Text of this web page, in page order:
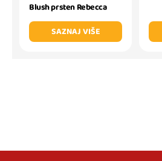
Blush prsten Rebecca
SAZNAJ VIŠE